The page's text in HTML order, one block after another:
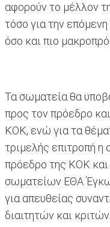
αφορούν το μέλλον
τόσο για την
όσο και πιο
Τα σωματεία θα
προς τον πρόεδρο
ΚΟΚ, ενώ για τα
τριμελής επιτροπή η
πρόεδρο της ΚΟΚ
σωματείων ΕΘΑ
για απευθείας
διαιτητών και κριτών.